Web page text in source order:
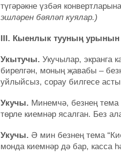
түгәрәкне үзбәя
эшләрен бәяләп куялар.)
III. Кыенлык тууның урынын
Укытучы. Укучылар, экранга
бирелгән, моның җавабы –
уйлыйсыз, сорау билгесе
Укучы. Минемчә, безнең тема
төрле киемнәр ясалган. Без
Укучы. Ә мин безнең тема
монда киемнәр дә бар, касса